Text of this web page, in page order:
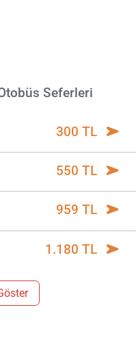
Seferleri
300 TL
550 TL
959 TL
1.180 TL